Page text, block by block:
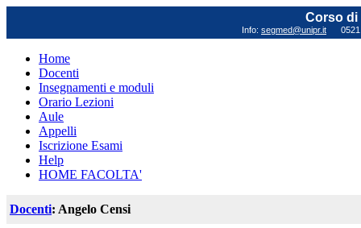
Corso di
Info: segmed@unipr.it
Home
Docenti
Insegnamenti e moduli
Orario Lezioni
Aule
Appelli
Iscrizione Esami
Help
HOME FACOLTA'
Docenti: Angelo Censi